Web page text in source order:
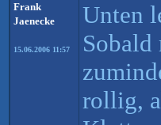
Frank
Jaenecke
15.06.2006 11:57
Unten
Sobald
rollig,